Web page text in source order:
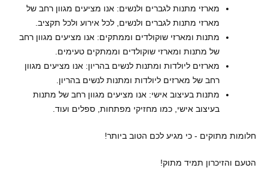
מארזי מתנות לגברים ולנשים: אנו מציעים מגוון רחב של
מארזי מתנות לגברים ולנשים, לכל אירוע ולכל תקציב.
מתנות ומארזי שוקולדים וממתקים: אנו מציעים מגוון רחב
של מתנות ומארזי שוקולדים וממתקים טעימים.
מארזים ליולדות ומתנות לנשים בהריון: אנו מציעים מגוון
רחב של מארזים ליולדות ומתנות לנשים בהריון.
מתנות בעיצוב אישי: אנו מציעים מגוון רחב של מתנות
בעיצוב אישי, כמו מחזיקי מפתחות, ספלים ועוד.
חלומות מתוקים - כי מגיע לכם הטוב ביותר!
הטעם והזיכרון תמיד מתוק!